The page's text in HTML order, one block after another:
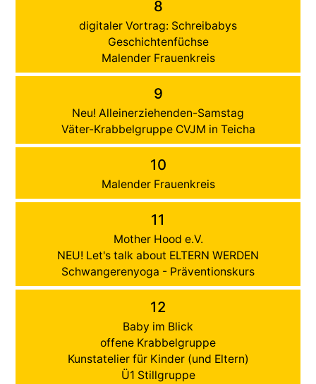
8
digitaler Vortrag: Schreibabys
Geschichtenfüchse
Malender Frauenkreis
9
Neu! Alleinerziehenden-Samstag
Väter-Krabbelgruppe CVJM in Teicha
10
Malender Frauenkreis
11
Mother Hood e.V.
NEU! Let's talk about ELTERN WERDEN
Schwangerenyoga - Präventionskurs
12
Baby im Blick
offene Krabbelgruppe
Kunstatelier für Kinder (und Eltern)
Ü1 Stillgruppe